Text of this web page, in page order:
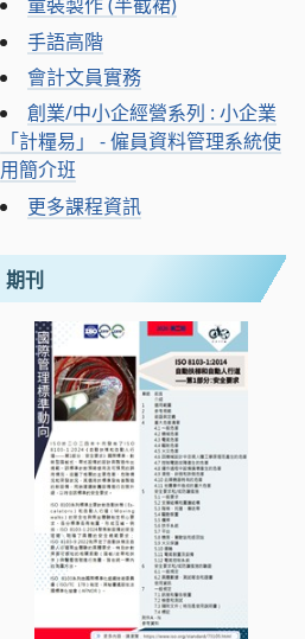
手語高階
會計文員實務
創業/中小企經營系列 : 小企業
「計糧易」 - 僱員資料管理系統使
用簡介班
更多課程資訊
期刊